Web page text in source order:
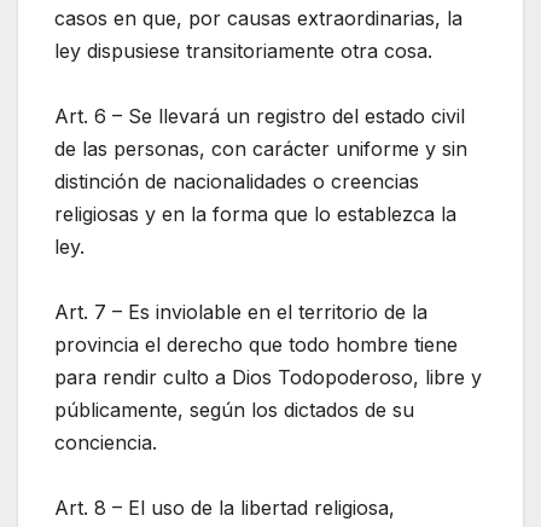
casos en que, por causas extraordinarias, la
ley dispusiese transitoriamente otra cosa.
Art. 6 – Se llevará un registro del estado civil
de las personas, con carácter uniforme y sin
distinción de nacionalidades o creencias
religiosas y en la forma que lo establezca la
ley.
Art. 7 – Es inviolable en el territorio de la
provincia el derecho que todo hombre tiene
para rendir culto a Dios Todopoderoso, libre y
públicamente, según los dictados de su
conciencia.
Art. 8 – El uso de la libertad religiosa,